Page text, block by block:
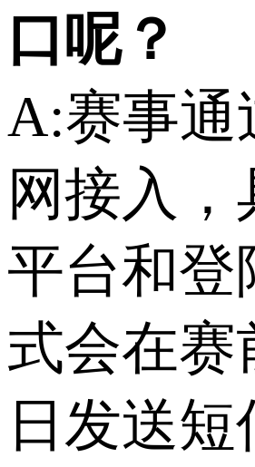
口呢？
A:赛事通
网接入，
平台和登
式会在赛
日发送短